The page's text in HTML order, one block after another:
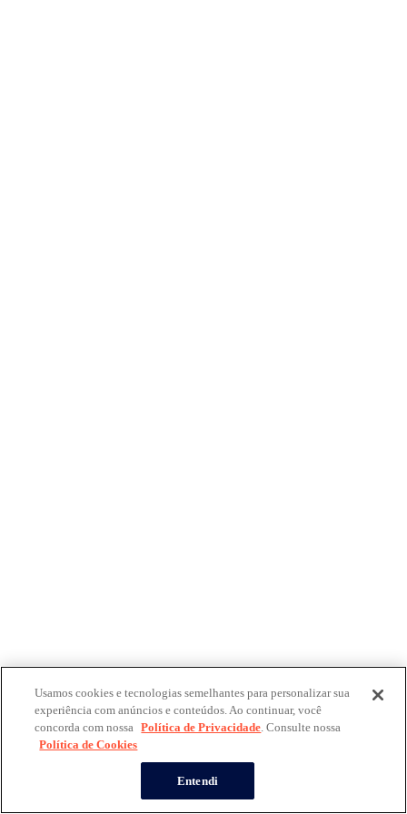
Usamos cookies e tecnologias semelhantes para personalizar sua
experiência com anúncios e conteúdos. Ao continuar, você
concorda com nossa Política de Privacidade. Consulte nossa
Política de Cookies
Entendi